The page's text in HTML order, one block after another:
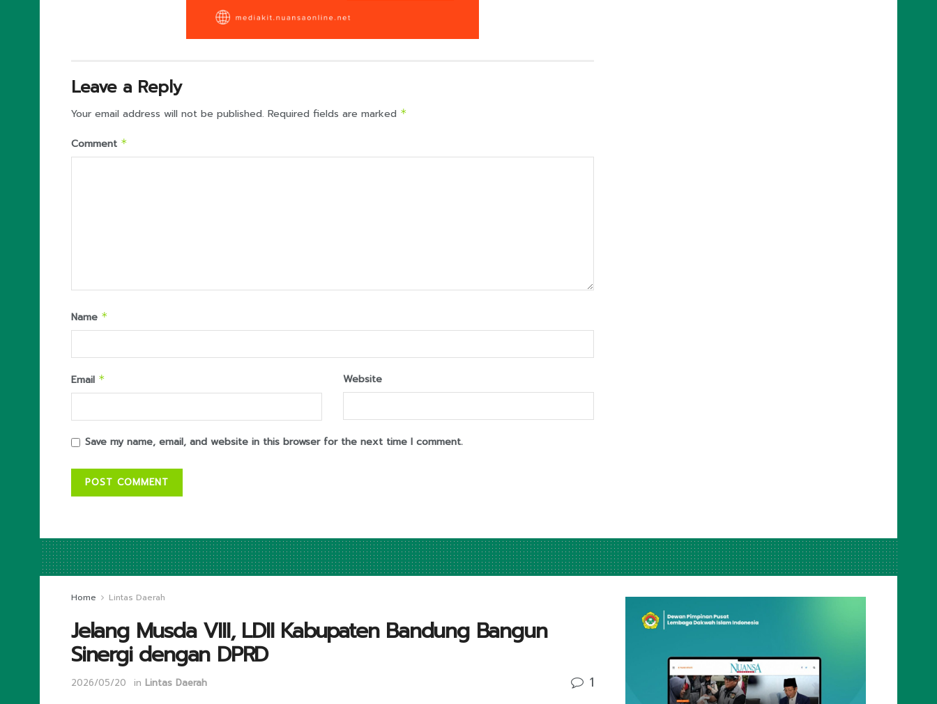
Leave a Reply
Your email address will not be published. Required fields are marked *
Comment *
Name *
Email * Website
Save my name, email, and website in this browser for the next time I comment.
Home Lintas Daerah
Jelang Musda VIII, LDII Kabupaten Bandung Bangun
Sinergi dengan DPRD
2026/05/20 in Lintas Daerah 1